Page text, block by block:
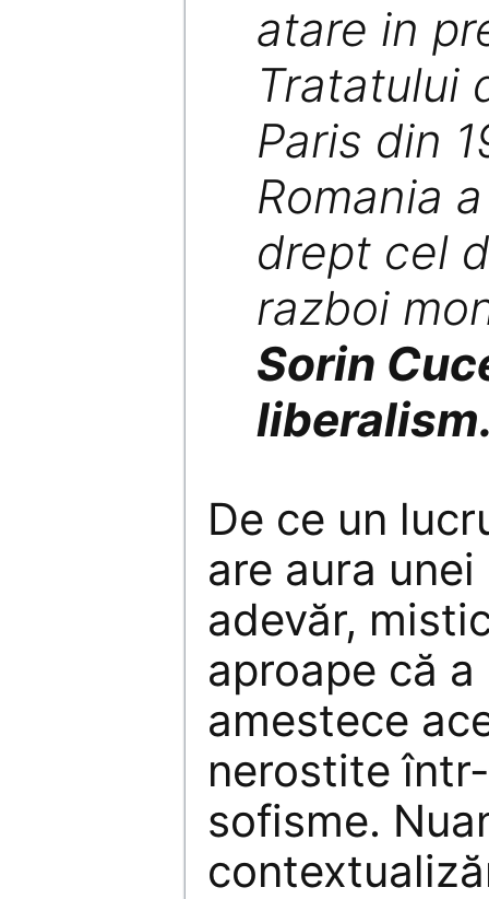
atare in
Tratatului
Paris din
Romania
drept cel
razboi
Sorin
De ce un
are aura
adevăr,
aproape că
amestece
nerostite
sofisme.